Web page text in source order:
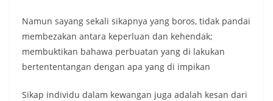
Namun sayang sekali sikapnya yang boros, tidak pandai
membezakan antara keperluan dan kehendak;
membuktikan bahawa perbuatan yang di lakukan
bertententangan dengan apa yang di impikan
Sikap individu dalam kewangan juga adalah kesan dari